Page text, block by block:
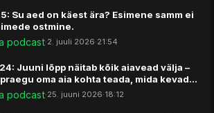
Su aed on käest ära? Esimene samm ei
ostmine.
podcast·2. juuli 2026·21:54
Juuni lõpp näitab kõik aiavead välja –
oma aia kohta teada, mida kevadel
podcast·25. juuni 2026·18:12